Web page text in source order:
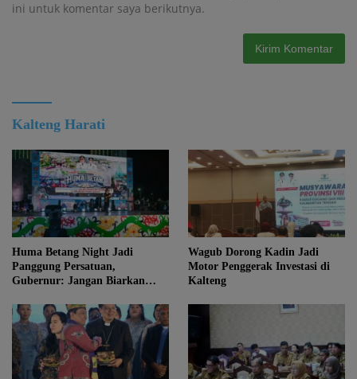
ini untuk komentar saya berikutnya.
Kalteng Harati
Huma Betang Night Jadi
Panggung Persatuan,
Gubernur: Jangan Biarkan
Kalteng
Wagub Dorong Kadin Jadi
Motor Penggerak Investasi di
Kalteng